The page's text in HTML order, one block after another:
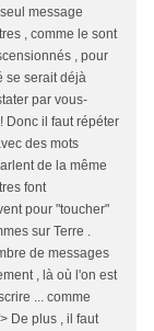
message
, comme le sont
, pour
se serait déjà
par vous-
Donc il faut répéter
des mots
de la même
font
pour "toucher"
sur Terre .
de messages
, là où l'on est
... comme
De plus , il faut